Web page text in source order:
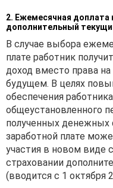
2. Ежемесячная доплата
дополнительный
В случае выбора
плате работник
доход вместо права
будущем. В целях
обеспечения
общеустановленного
полученных
заработной плате
участия в новом виде
страховании
(вводится с 1 октября